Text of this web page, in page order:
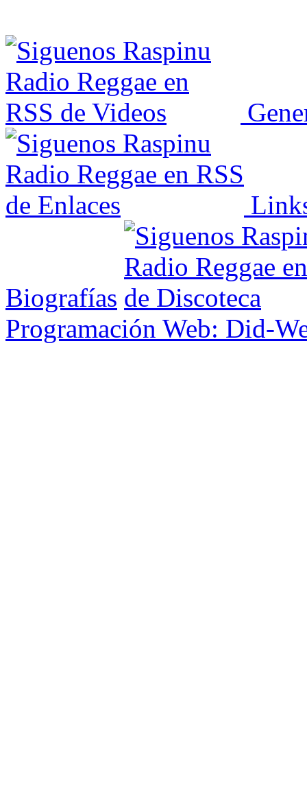
Biografías
Programación Web: Did-